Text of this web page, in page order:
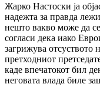
Жарко Настоски ја
надежта за правда
нешто вакво може да
согласи дека иако
загрижува отсуството
претходниот
каде впечатокот бил
неговата влада биле